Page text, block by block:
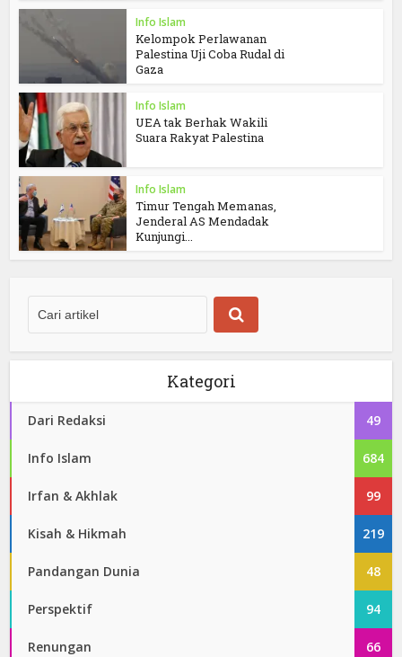
Info Islam
Kelompok Perlawanan
Palestina Uji Coba Rudal di
Gaza
Info Islam
UEA tak Berhak Wakili
Suara Rakyat Palestina
Info Islam
Timur Tengah Memanas,
Jenderal AS Mendadak
Kunjungi...
Kategori
Dari Redaksi 49
Info Islam 684
Irfan & Akhlak 99
Kisah & Hikmah 219
Pandangan Dunia 48
Perspektif 94
Renungan 66